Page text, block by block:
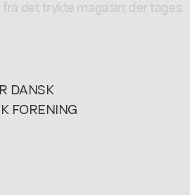
det trykte magasin; der tages
DANSK
FORENING